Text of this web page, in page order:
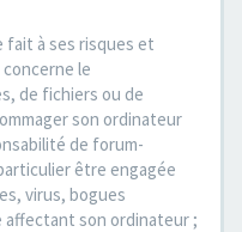
fait à ses risques et
le
de fichiers ou de
son ordinateur
de forum-
être engagée
virus, bogues
affectant son ordinateur ;